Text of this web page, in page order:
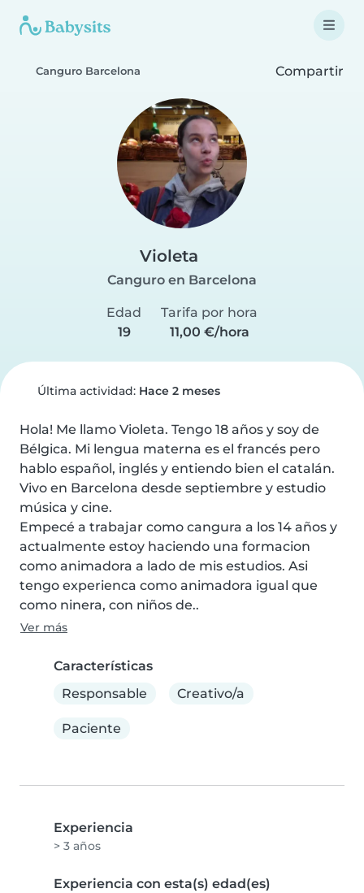
Canguro Barcelona Compartir
Violeta
Canguro en Barcelona
Edad
19
Tarifa por hora
11,00 €/hora
Última actividad: Hace 2 meses
Hola! Me llamo Violeta. Tengo 18 años y soy de
Bélgica. Mi lengua materna es el francés pero
hablo español, inglés y entiendo bien el catalán.
Vivo en Barcelona desde septiembre y estudio
música y cine.
Empecé a trabajar como cangura a los 14 años y
actualmente estoy haciendo una formacion
como animadora a lado de mis estudios. Asi
tengo experienca como animadora igual que
como ninera, con niños de..
Ver más
Características
Responsable
Creativo/a
Paciente
Experiencia
> 3 años
Experiencia con esta(s) edad(es)